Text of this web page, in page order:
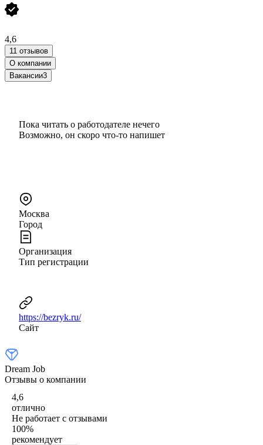
4,6
11 отзывов
О компании
Вакансии3
Пока читать о работодателе нечего
Возможно, он скоро что‑то напишет
Москва
Город
Организация
Тип регистрации
https://bezryk.ru/
Сайт
Dream Job
Отзывы о компании
4,6
отлично
Не работает с отзывами
100%
рекомендует